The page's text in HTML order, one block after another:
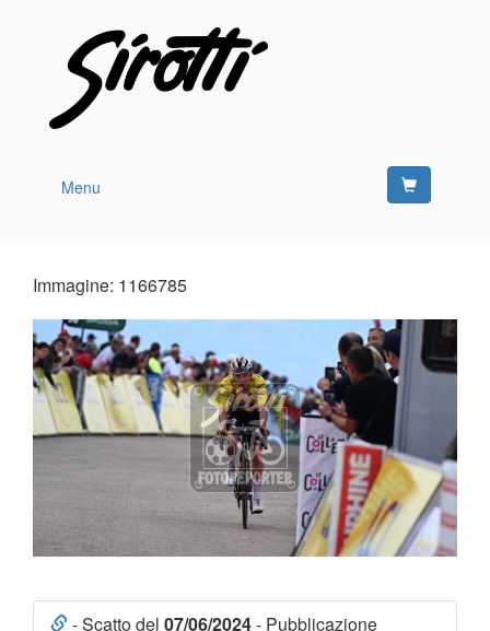
Menu
Immagine: 1166785
- Scatto del 07/06/2024- Pubblicazione